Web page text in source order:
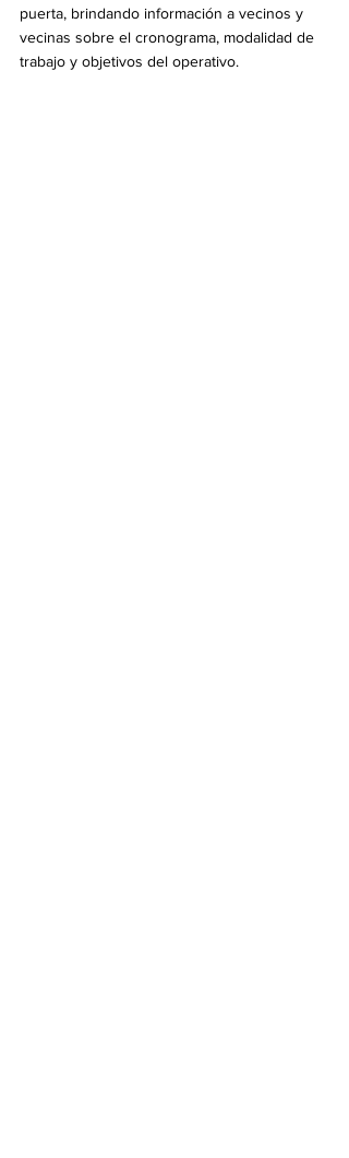
puerta, brindando información a vecinos y
vecinas sobre el cronograma, modalidad de
trabajo y objetivos del operativo.